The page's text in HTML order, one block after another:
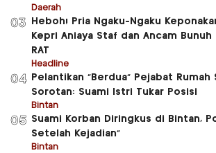
Daerah
03
Heboh! Pria Ngaku-Ngaku
Kepri Aniaya Staf dan Ancam Bunuh
RAT
Headline
04
Pelantikan “Berdua” Pejabat Rumah
Sorotan: Suami Istri Tukar Posisi
Bintan
05 Suami Korban Diringkus di Bintan,
Setelah Kejadian”
Bintan